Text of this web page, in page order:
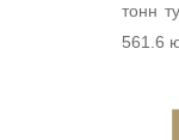
тонн
561.6